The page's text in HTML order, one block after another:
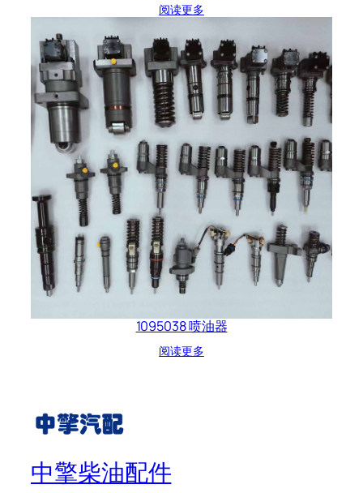
阅读更多
1095038 喷油器
阅读更多
中擎柴油配件